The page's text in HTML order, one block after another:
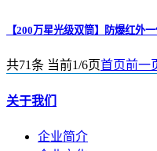
【200万星光级双筒】防爆红外
共71条 当前1/6页首页前一
关于我们
企业简介